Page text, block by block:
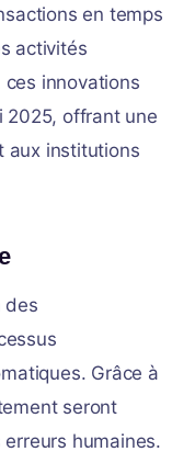
en temps
activités
ces innovations
2025, offrant une
aux institutions
des
Grâce à
seront
humaines.